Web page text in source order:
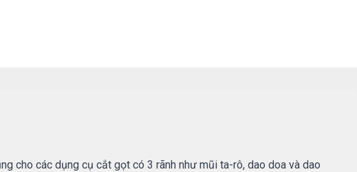
cho các dụng cụ cắt gọt có 3 rãnh như mũi ta-rô, dao doa và dao